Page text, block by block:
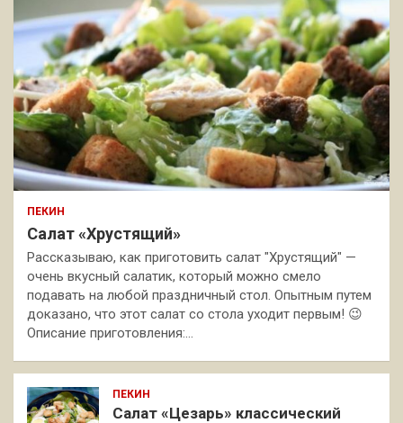
ПЕКИН
Салат «Хрустящий»
Рассказываю, как приготовить салат "Хрустящий" —
очень вкусный салатик, который можно смело
подавать на любой праздничный стол. Опытным путем
доказано, что этот салат со стола уходит первым! 😉
Описание приготовления:…
ПЕКИН
Салат «Цезарь» классический